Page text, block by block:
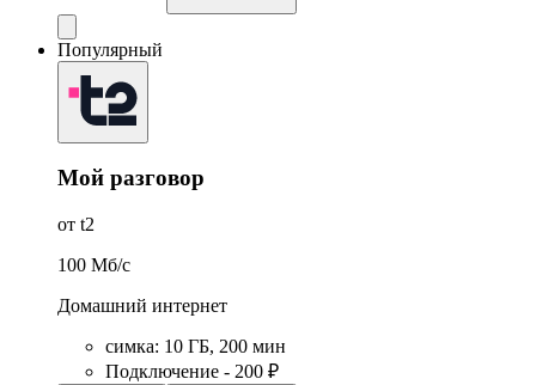
Популярный
Мой разговор
от t2
100 Мб/c
Домашний интернет
симка: 10 ГБ, 200 мин
Подключение - 200 ₽